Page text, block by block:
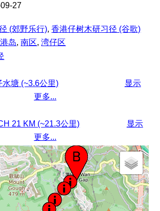
27
(郊野乐行),香港仔树木研习径 (谷歌)
岛,南区,湾仔区
水塘 (~3.6公里)
显示
更多...
21 KM (~21.3公里)
显示
更多...